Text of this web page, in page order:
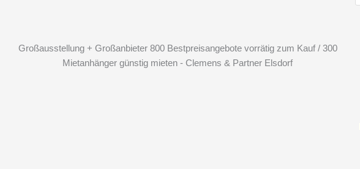
Großausstellung + Großanbieter 800 Bestpreisangebote vorrätig zum Kauf / 300
Mietanhänger günstig mieten - Clemens & Partner Elsdorf